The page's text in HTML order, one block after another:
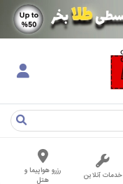
خدمات آنلاین
رزرو هواپیما و
هتل